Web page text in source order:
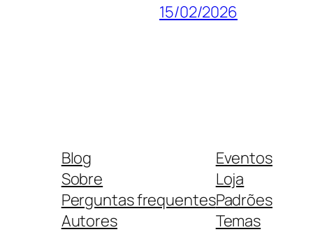
15/02/2026
Blog
Sobre
Perguntas frequentes
Autores
Eventos
Loja
Padrões
Temas